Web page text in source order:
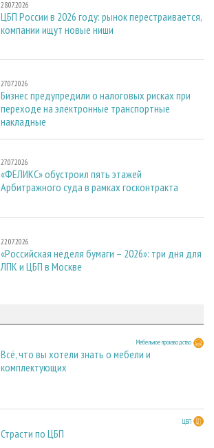
28.07.2026
ЦБП России в 2026 году: рынок перестраивается,
компании ищут новые ниши
27.07.2026
Бизнес предупредили о налоговых рисках при
переходе на электронные транспортные
накладные
27.07.2026
«ФЕЛИКС» обустроил пять этажей
Арбитражного суда в рамках госконтракта
22.07.2026
«Российская неделя бумаги – 2026»: три дня для
ЛПК и ЦБП в Москве
Мебельное производство
Всё, что вы хотели знать о мебели и
комплектующих
ЦБП
Страсти по ЦБП